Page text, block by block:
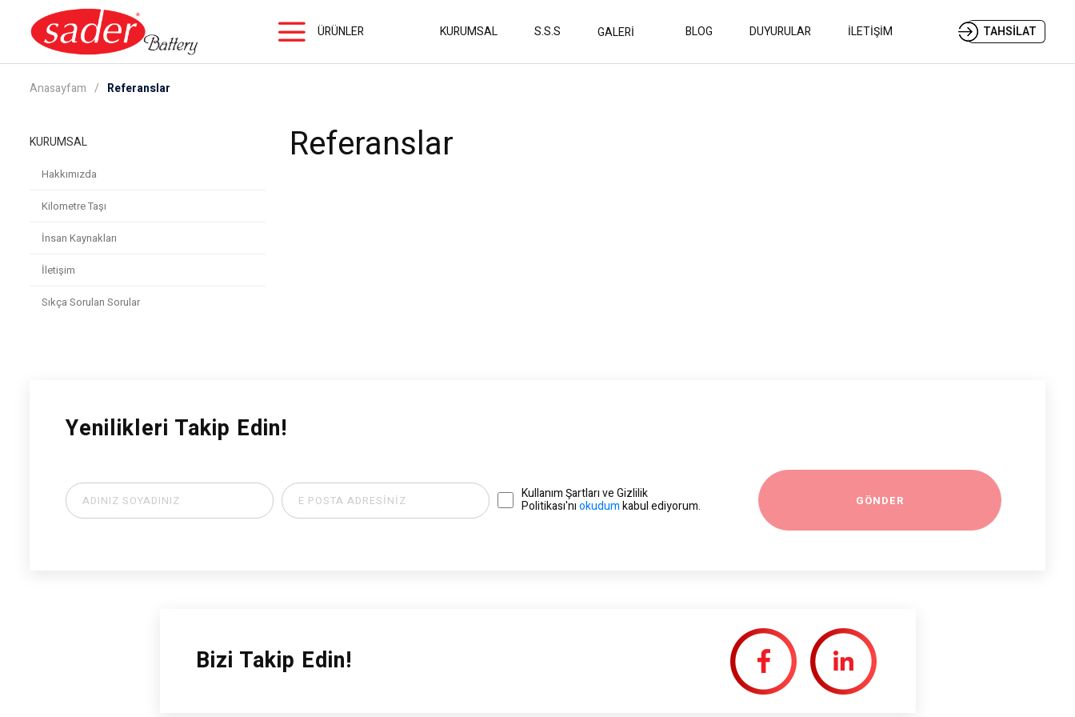
ÜRÜNLER KURUMSAL S.S.S GALERİ BLOG DUYURULAR İLETİŞİM TAHSİLAT
Anasayfam Referanslar
KURUMSAL
Hakkımızda
Kilometre Taşı
İnsan Kaynakları
İletişim
Sıkça Sorulan Sorular
Referanslar
Yenilikleri Takip Edin!
Kullanım Şartları ve Gizlilik
Politikası'nıokudumkabul ediyorum.
Bizi Takip Edin!